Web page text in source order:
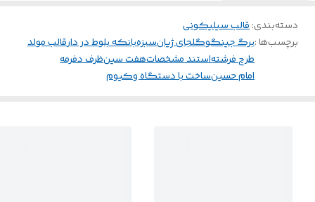
دسته‌بندی:قالب سیلیکونی
برچسب‌ها :برگ جینگوگلجای ژیانسبزهبانکه بلوط در دارقالب مولد
طرح فرشتهاستند مشخصاتهفت سینظرف دفرمه
امام حسینساخت با دستگاه وکیوم